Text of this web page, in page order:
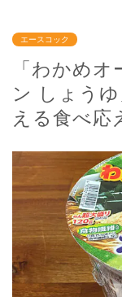
エースコック
「わかめ
ン しょう
える食べ応